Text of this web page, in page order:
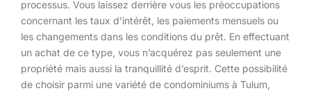
processus. Vous laissez derrière vous les préoccupations
concernant les taux d’intérêt, les paiements mensuels ou
les changements dans les conditions du prêt. En effectuant
un achat de ce type, vous n’acquérez pas seulement une
propriété mais aussi la tranquillité d’esprit. Cette possibilité
de choisir parmi une variété de condominiums à Tulum,